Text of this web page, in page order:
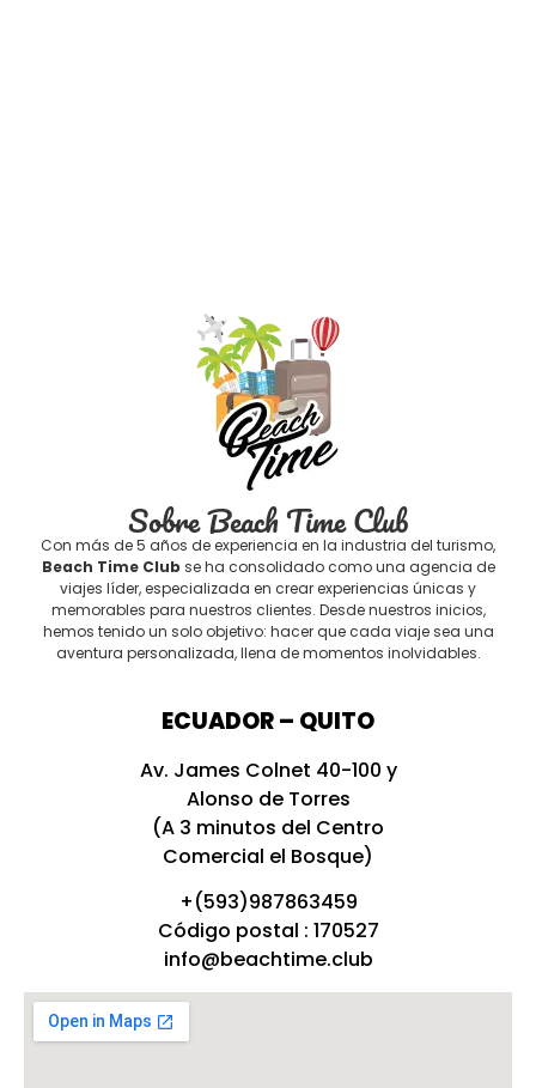
Sobre Beach Time Club
Con más de 5 años de experiencia en la industria del turismo,
Beach Time Club se ha consolidado como una agencia de
viajes líder, especializada en crear experiencias únicas y
memorables para nuestros clientes. Desde nuestros inicios,
hemos tenido un solo objetivo: hacer que cada viaje sea una
aventura personalizada, llena de momentos inolvidables.
ECUADOR – QUITO
Av. James Colnet 40-100 y
Alonso de Torres
(A 3 minutos del Centro
Comercial el Bosque)
+(593)987863459
Código postal : 170527
info@beachtime.club